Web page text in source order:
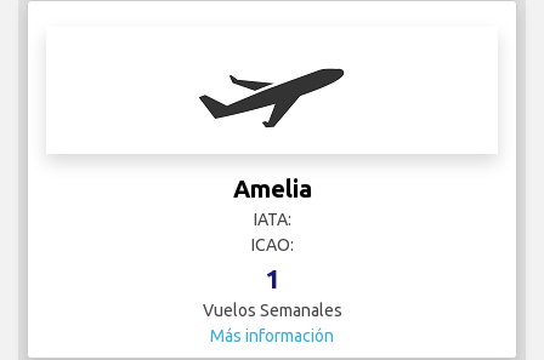
Amelia
IATA:
ICAO:
1
Vuelos Semanales
Más información